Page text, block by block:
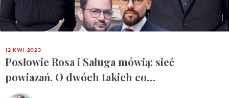
12 KWI 2023
Posłowie Rosa i Saługa mówią: sieć
powiazań. O dwóch takich co…